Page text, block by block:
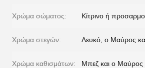
Χρώμα σώματος: Κίτρινο ή
Χρώμα στεγών: Λευκό, ο Μαύρος
Χρώμα καθισμάτων: Μπεζ και ο Μαύρος